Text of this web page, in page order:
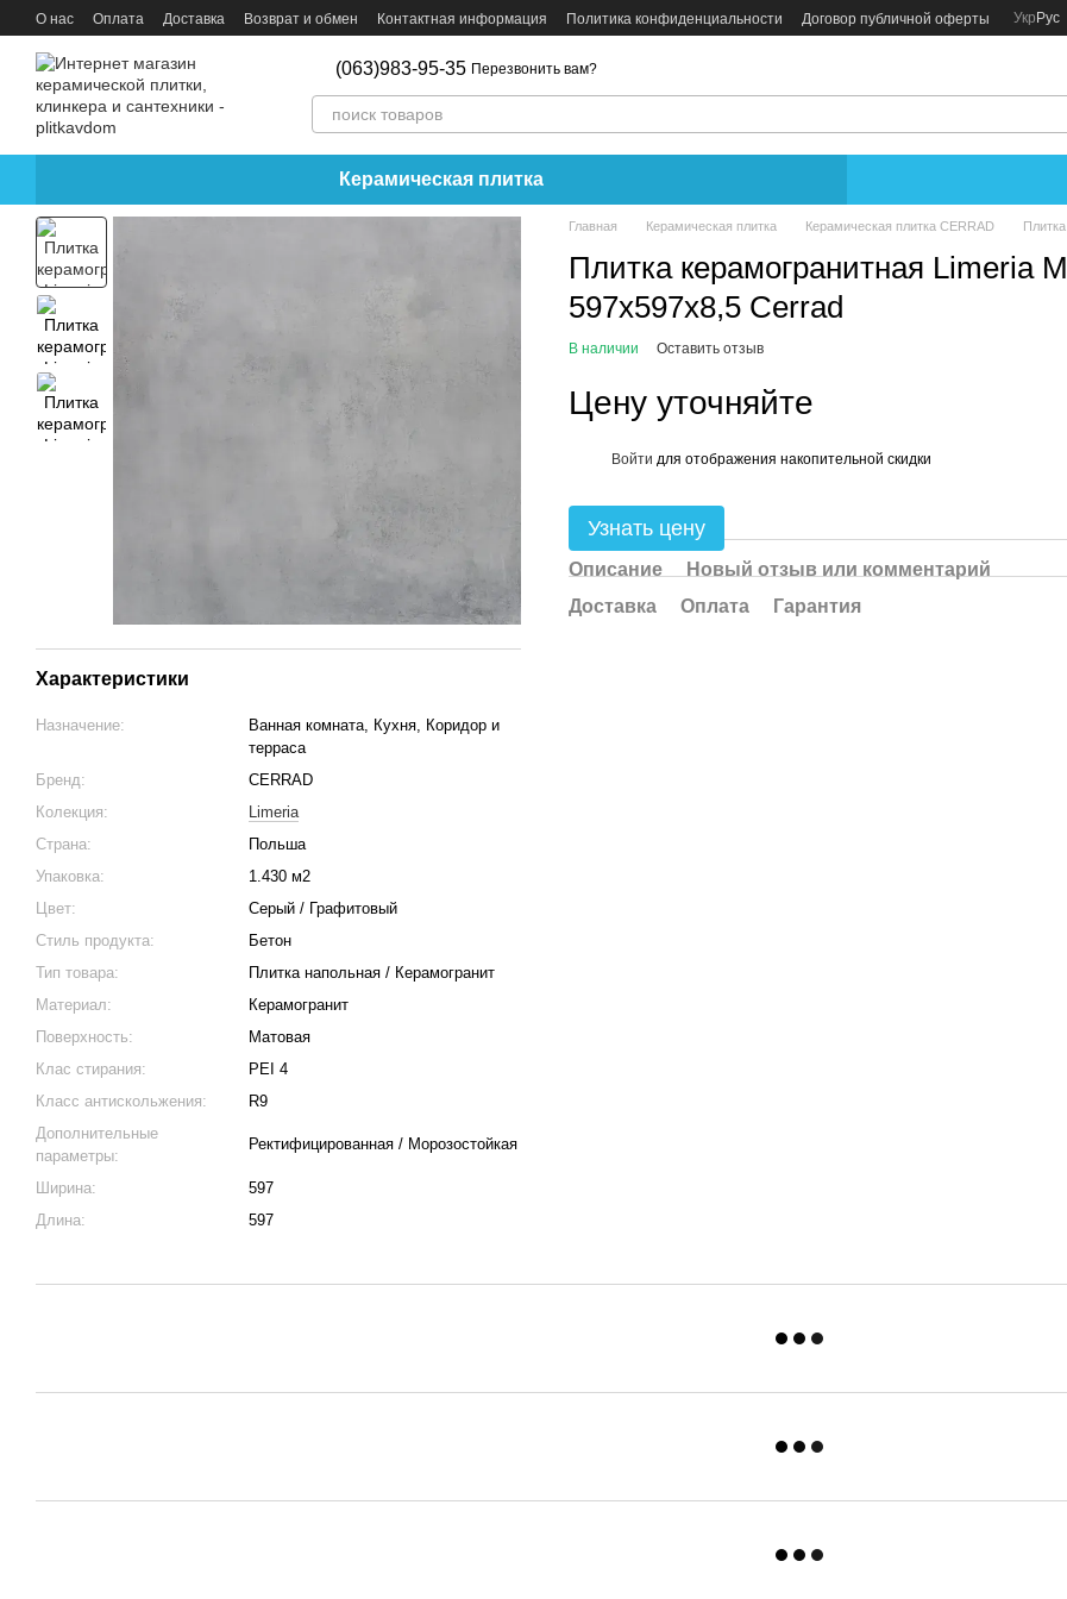
Перейти к основному контенту
О нас Оплата Доставка Возврат и обмен Контактная информация Политика конфиденциальности Договор публичной оферты Укр Рус
(063)983-95-35 Перезвонить вам?
Керамическая плитка
Характеристики
Назначение:
Ванная комната, Кухня, Коридор и
терраса
Бренд:
CERRAD
Колекция:
Limeria
Страна:
Польша
Упаковка:
1.430 м2
Цвет:
Серый / Графитовый
Стиль продукта:
Бетон
Тип товара:
Плитка напольная / Керамогранит
Материал:
Керамогранит
Поверхность:
Матовая
Клас стирания:
PEI 4
Класс антискольжения:
R9
Дополнительные
параметры:
Ректифицированная / Морозостойкая
Ширина:
597
Длина:
597
Главная Керамическая плитка Керамическая плитка CERRAD
Плитка керамогранитная Limeria
597x597x8,5 Cerrad
В наличии Оставить отзыв
Цену уточняйте
Войти для отображения накопительной скидки
Узнать цену
Описание
Новый отзыв или комментарий
Доставка
Оплата Гарантия